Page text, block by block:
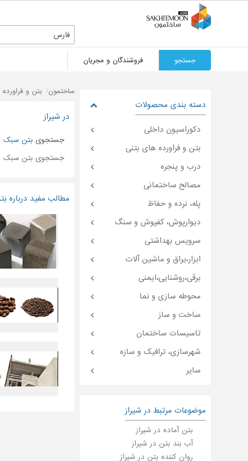
فارس
جستجو فروشندگان و مجریان
ساختمون بتن و
در شیراز
جستجوی بتن سبک
جستجوی بتن سبک
مطالب مفید درباره
دسته بندی محصولات
دکوراسیون داخلی
بتن و فراورده های بتنی
درب و پنجره
مصالح ساختمانی
پله، نرده و حفاظ
دیوارپوش، کفپوش و سنگ
سرویس بهداشتی
ابزار،یراق و ماشین آلات
برقی،روشنایی،ایمنی
محوطه سازی و نما
ساخت و ساز
تاسیسات ساختمان
شهرسازی، ترافیک و سازه
سایر
موضوعات مرتبط در شیراز
بتن آماده در شیراز
آب بند بتن در شیراز
روان کننده بتن در شیراز